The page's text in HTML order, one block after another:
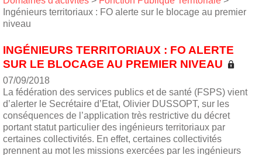
Ingénieurs territoriaux : FO alerte sur le blocage au premier
niveau
INGÉNIEURS TERRITORIAUX : FO ALERTE
SUR LE BLOCAGE AU PREMIER NIVEAU
07/09/2018
La fédération des services publics et de santé (FSPS) vient
d’alerter le Secrétaire d’Etat, Olivier DUSSOPT, sur les
conséquences de l’application très restrictive du décret
portant statut particulier des ingénieurs territoriaux par
certaines collectivités. En effet, certaines collectivités
prennent au mot les missions exercées par les ingénieurs